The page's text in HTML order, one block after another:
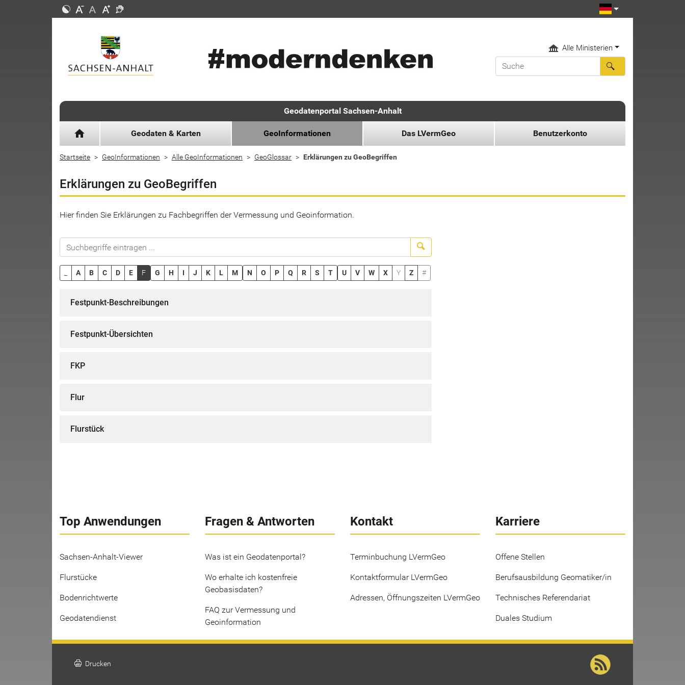
Alle Ministerien
Geodatenportal Sachsen-Anhalt
home Geodaten & Karten GeoInformationen Das LVermGeo Benutzerkonto
Startseite GeoInformationen Alle GeoInformationen GeoGlossar Erklärungen zu GeoBegriffen
Erklärungen zu GeoBegriffen
Hier finden Sie Erklärungen zu Fachbegriffen der Vermessung und Geoinformation.
A B C D E F G H I J K L M N O P Q R S T U V W X Y Z #
Festpunkt-Beschreibungen
Festpunkt-Übersichten
FKP
Flur
Flurstück
Top Anwendungen
Sachsen-Anhalt-Viewer
Flurstücke
Bodenrichtwerte
Geodatendienst
Fragen & Antworten
Was ist ein Geodatenportal?
Wo erhalte ich kostenfreie
Geobasisdaten?
FAQ zur Vermessung und
Geoinformation
Kontakt
Terminbuchung LVermGeo
Kontaktformular LVermGeo
Adressen, Öffnungszeiten LVermGeo
Karriere
Offene Stellen
Berufsausbildung Geomatiker/in
Technisches Referendariat
Duales Studium
print Drucken